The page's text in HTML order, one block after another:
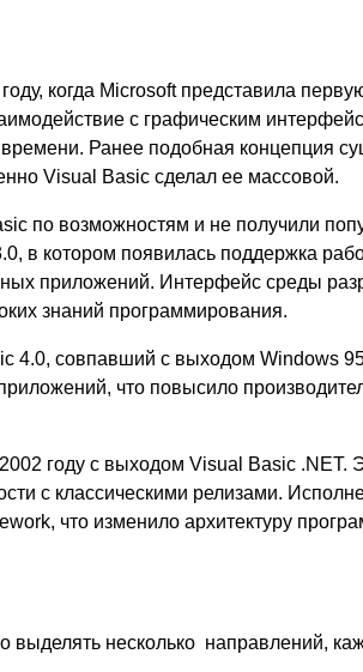
когда Microsoft представила
с графическим
Ранее подобная концепция
Visual Basic сделал ее массовой.
по возможностям и не получили
в котором появилась поддержка
приложений. Интерфейс среды
знаний программирования.
4.0, совпавший с выходом Windows
что повысило
году с выходом Visual Basic .NET.
с классическими релизами.
что изменило архитектуру
выделять несколько направлений,